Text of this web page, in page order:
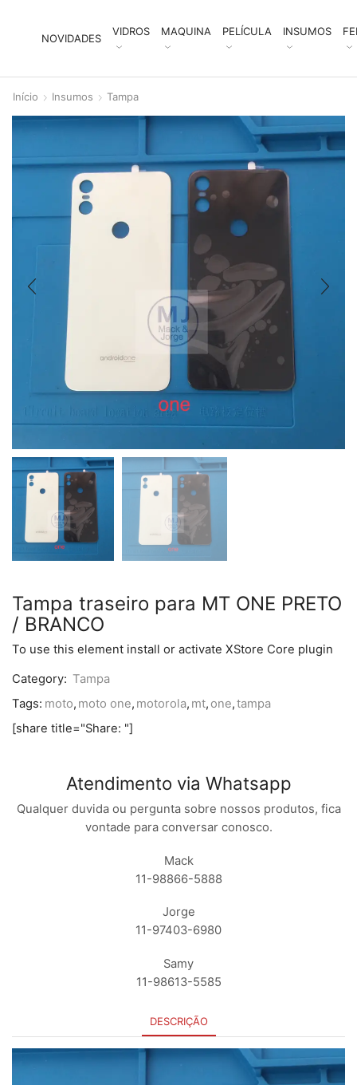
NOVIDADES
VIDROS MAQUINA PELÍCULA INSUMOS
Início Insumos Tampa
Tampa traseiro para MT ONE PRETO
/ BRANCO
To use this element install or activate XStore Core plugin
Category: Tampa
Tags: moto, moto one, motorola, mt, one,tampa
[share title="Share: "]
Atendimento via Whatsapp
Qualquer duvida ou pergunta sobre nossos produtos, fica
vontade para conversar conosco.
Mack
11-98866-5888
Jorge
11-97403-6980
Samy
11-98613-5585
DESCRIÇÃO